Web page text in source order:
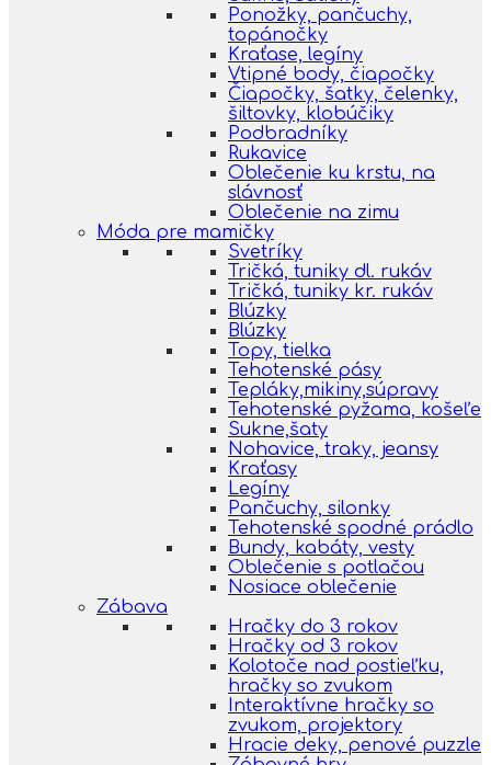
Ponožky, pančuchy,
topánočky
Kraťase, legíny
Vtipné body, čiapočky
Čiapočky, šatky, čelenky,
šiltovky, klobúčiky
Podbradníky
Rukavice
Oblečenie ku krstu, na
slávnosť
Oblečenie na zimu
Móda pre mamičky
Svetríky
Tričká, tuniky dl. rukáv
Tričká, tuniky kr. rukáv
Blúzky
Blúzky
Topy, tielka
Tehotenské pásy
Tepláky,mikiny,súpravy
Tehotenské pyžama, košeľe
Sukne,šaty
Nohavice, traky, jeansy
Kraťasy
Legíny
Pančuchy, silonky
Tehotenské spodné prádlo
Bundy, kabáty, vesty
Oblečenie s potlačou
Nosiace oblečenie
Zábava
Hračky do 3 rokov
Hračky od 3 rokov
Kolotoče nad postieľku,
hračky so zvukom
Interaktívne hračky so
zvukom, projektory
Hracie deky, penové puzzle